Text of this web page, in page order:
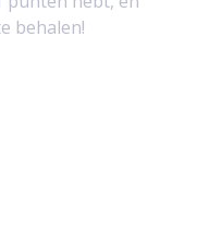
behalen!